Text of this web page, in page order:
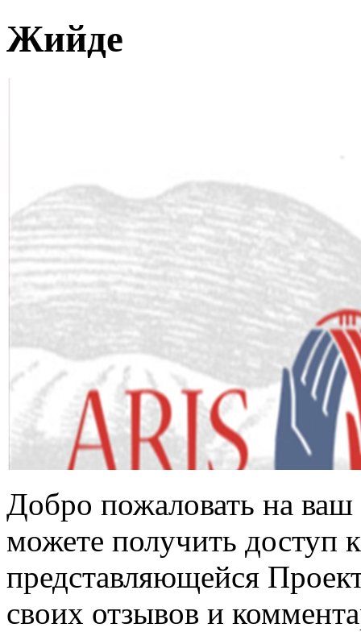
Жийде
Добро пожаловать на
можете получить доступ
представляющейся
своих отзывов и